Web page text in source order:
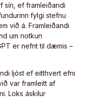
sín, ef framleiðandi
fylgi stefnu
við á. Framleiðandi
um notkun
er nefnt til dæmis –
ljóst ef eitthvert efni
var framleitt af
Loks áskilur